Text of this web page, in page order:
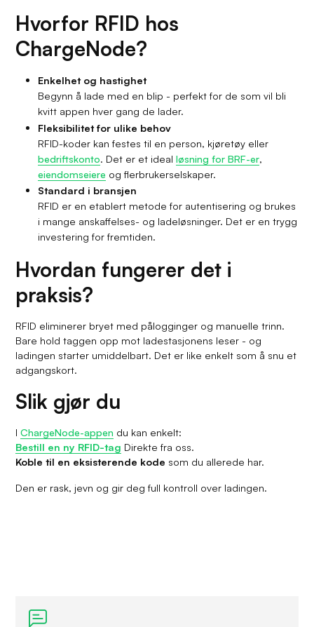
Hvorfor RFID hos
ChargeNode?
Enkelhet og hastighet
Begynn å lade med en blip - perfekt for de som vil bli
kvitt appen hver gang de lader.
Fleksibilitet for ulike behov
RFID-koder kan festes til en person, kjøretøy eller
bedriftskonto . Det er et idealløsning for BRF-er
eiendomseiere og flerbrukerselskaper.
Standard i bransjen
RFID er en etablert metode for autentisering og brukes
i mange anskaffelses- og ladeløsninger. Det er en trygg
investering for fremtiden.
Hvordan fungerer det i
praksis?
RFID eliminerer bryet med pålogginger og manuelle trinn.
Bare hold taggen opp mot ladestasjonens leser - og
ladingen starter umiddelbart. Det er like enkelt som å snu et
adgangskort.
Slik gjør du
IChargeNode-appen du kan enkelt:
Bestill en ny RFID-tag Direkte fra oss.
Koble til en eksisterende kode som du allerede har.
Den er rask, jevn og gir deg full kontroll over ladingen.